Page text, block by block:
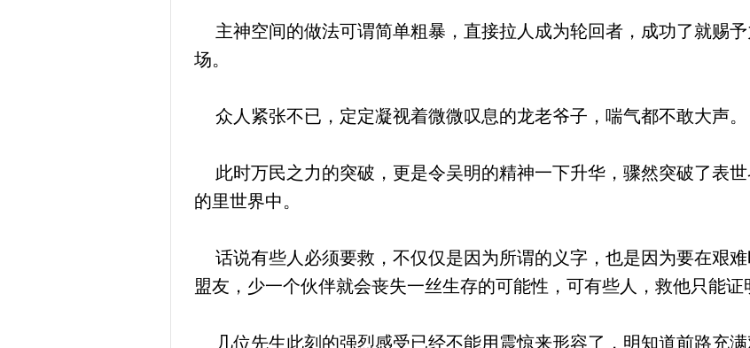
主神空间的做法可谓简单粗暴，直接拉人成为轮回者，成功了就赐
场。
众人紧张不已，定定凝视着微微叹息的龙老爷子，喘气都不敢大声。
此时万民之力的突破，更是令吴明的精神一下升华，骤然突破了表
的里世界中。
话说有些人必须要救，不仅仅是因为所谓的义字，也是因为要在艰
盟友，少一个伙伴就会丧失一丝生存的可能性，可有些人，救他只能证
几位先生此刻的强烈感受已经不能用震惊来形容了，明知道前路充